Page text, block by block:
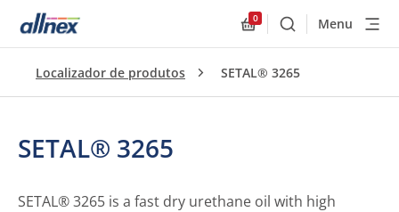
0
BuscarMenu
Localizador de produtos SETAL® 3265
SETAL® 3265
SETAL® 3265 is a fast dry urethane oil with high